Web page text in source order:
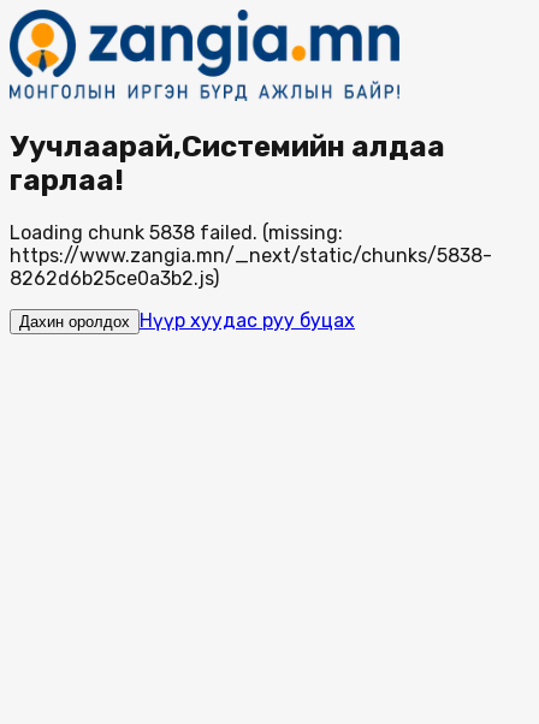
Уучлаарай,Системийн алдаа
гарлаа!
Loading chunk 5838 failed. (missing:
https://www.zangia.mn/_next/static/chunks/5838-
8262d6b25ce0a3b2.js)
Дахин оролдох Нүүр хуудас руу буцах